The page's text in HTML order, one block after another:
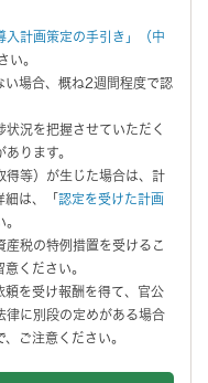
入計画策定の手引き」（中
い。
い場合、概ね2週間程度で認
況を把握させていただく
ります。
得等）が生じた場合は、計
細は、「 認定を受けた計画
税の特例措置を受けるこ
ください。
頼を受け報酬を得て、官公
律に別段の定めがある場合
ご注意ください。